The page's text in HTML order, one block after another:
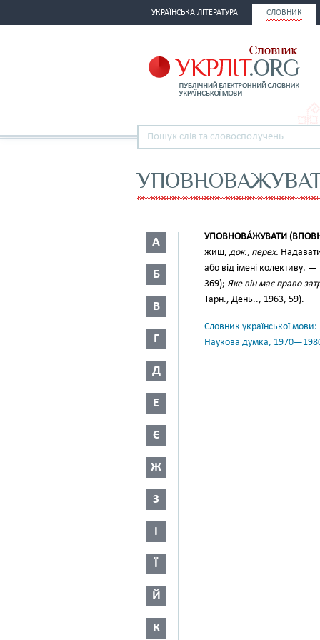
УКРАЇНСЬКА ЛІТЕРАТУРА СЛОВНИК
А
Б
В
Г
Д
Е
Є
Ж
З
І
Ї
Й
К
УПОВНОВА́ЖУВАТИ
жиш, док., перех.
або від імені колективу. —
369); Яке він має право
Тарн., День.., 1963, 59).
Словник української
Наукова думка,